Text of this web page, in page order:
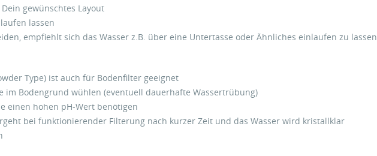
gewünschtes Layout
lassen
empfiehlt sich das Wasser z.B. über eine Untertasse oder Ähnliches einlaufen zu lassen
Type) ist auch für Bodenfilter geeignet
im Bodengrund wühlen (eventuell dauerhafte Wassertrübung)
einen hohen pH-Wert benötigen
bei funktionierender Filterung nach kurzer Zeit und das Wasser wird kristallklar